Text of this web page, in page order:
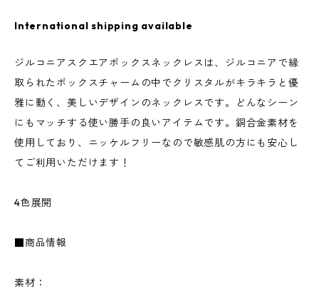
International shipping available
ジルコニアスクエアボックスネックレスは、ジルコニアで縁
取られたボックスチャームの中でクリスタルがキラキラと優
雅に動く、美しいデザインのネックレスです。どんなシーン
にもマッチする使い勝手の良いアイテムです。銅合金素材を
使用しており、ニッケルフリーなので敏感肌の方にも安心し
てご利用いただけます！
4色展開
■商品情報
素材：